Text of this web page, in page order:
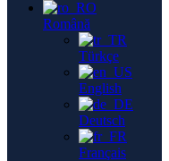
Română
Türkçe
English
Deutsch
Français